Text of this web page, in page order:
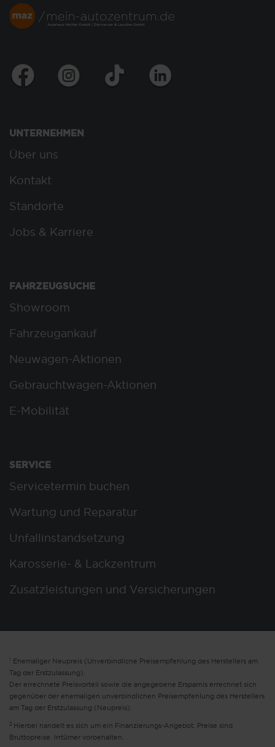
UNTERNEHMEN
Über uns
Kontakt
Standorte
Jobs & Karriere
FAHRZEUGSUCHE
Showroom
Fahrzeugankauf
Neuwagen-Aktionen
Gebrauchtwagen-Aktionen
E-Mobilität
SERVICE
Servicetermin buchen
Wartung und Reparatur
Unfallinstandsetzung
Karosserie- & Lackzentrum
Zusatzleistungen und Versicherungen
1 Ehemaliger Neupreis (Unverbindliche Preisempfehlung des Herstellers am
Tag der Erstzulassung).
Der errechnete Preisvorteil sowie die angegebene Ersparnis errechnet sich
gegenüber der ehemaligen unverbindlichen Preisempfehlung des Herstellers
am Tag der Erstzulassung (Neupreis).
2 Hierbei handelt es sich um ein Finanzierungs-Angebot. Preise sind
Bruttopreise. Irrtümer vorbehalten.